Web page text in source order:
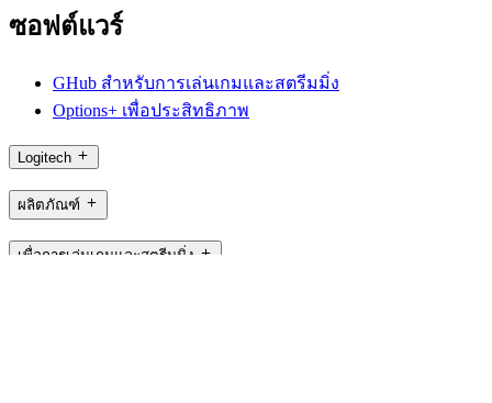
ซอฟต์แวร์
GHub สำหรับการเล่นเกมและสตรีมมิ่ง
Options+ เพื่อประสิทธิภาพ
Logitech
ผลิตภัณฑ์
เพื่อการเล่นเกมและสตรีมมิ่ง